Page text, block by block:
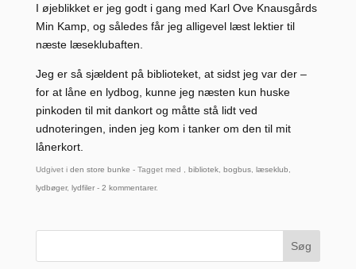
I øjeblikket er jeg godt i gang med Karl Ove Knausgårds
Min Kamp, og således får jeg alligevel læst lektier til
næste læseklubaften.
Jeg er så sjældent på biblioteket, at sidst jeg var der –
for at låne en lydbog, kunne jeg næsten kun huske
pinkoden til mit dankort og måtte stå lidt ved
udnoteringen, inden jeg kom i tanker om den til mit
lånerkort.
Udgivet i den store bunke - Tagget med , bibliotek, bogbus, læseklub
lydbøger, lydfiler- 2 kommentarer.